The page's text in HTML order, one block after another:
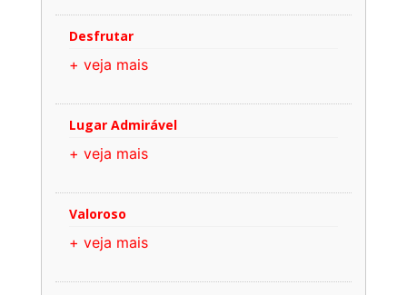
Desfrutar
+ veja mais
Lugar Admirável
+ veja mais
Valoroso
+ veja mais